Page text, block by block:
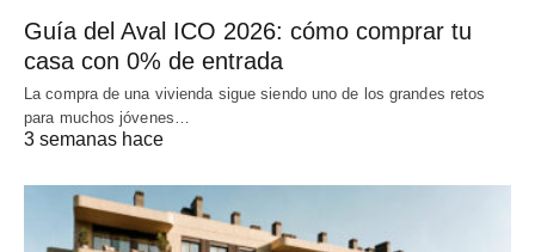
Guía del Aval ICO 2026: cómo comprar tu
casa con 0% de entrada
La compra de una vivienda sigue siendo uno de los grandes retos
para muchos jóvenes…
3 semanas hace